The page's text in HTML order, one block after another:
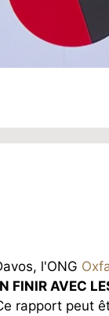
l'ONG
FINIR AVEC
rapport peut